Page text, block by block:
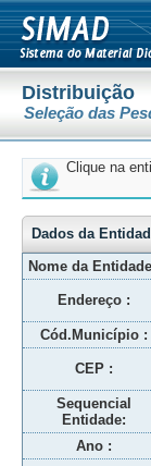
Distribuição
Seleção das
Clique na
Dados da
Nome da
Endereço :
Cód.Município :
CEP :
Sequencial
Entidade:
Ano :